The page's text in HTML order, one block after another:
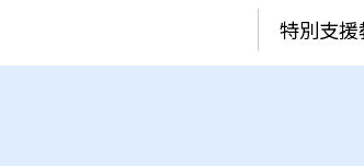
特別支援